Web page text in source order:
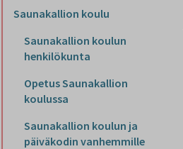
Saunakallion koulu
Saunakallion koulun
henkilökunta
Opetus Saunakallion
koulussa
Saunakallion koulun ja
päiväkodin vanhemmille